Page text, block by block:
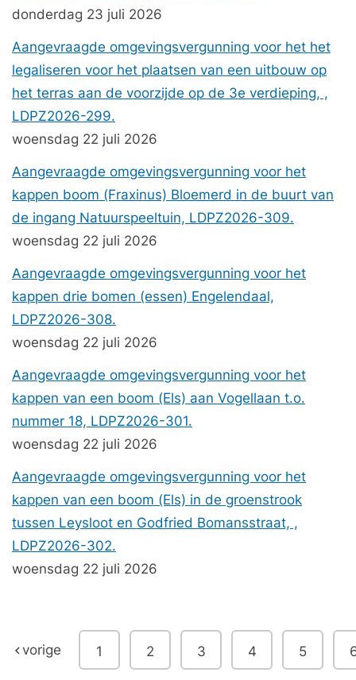
donderdag 23 juli 2026
Aangevraagde omgevingsvergunning voor het het
legaliseren voor het plaatsen van een uitbouw op
het terras aan de voorzijde op de 3e verdieping, ,
LDPZ2026-299.
woensdag 22 juli 2026
Aangevraagde omgevingsvergunning voor het
kappen boom (Fraxinus) Bloemerd in de buurt van
de ingang Natuurspeeltuin, LDPZ2026-309.
woensdag 22 juli 2026
Aangevraagde omgevingsvergunning voor het
kappen drie bomen (essen) Engelendaal,
LDPZ2026-308.
woensdag 22 juli 2026
Aangevraagde omgevingsvergunning voor het
kappen van een boom (Els) aan Vogellaan t.o.
nummer 18, LDPZ2026-301.
woensdag 22 juli 2026
Aangevraagde omgevingsvergunning voor het
kappen van een boom (Els) in de groenstrook
tussen Leysloot en Godfried Bomansstraat, ,
LDPZ2026-302.
woensdag 22 juli 2026
vorige 1 2 3 4 5